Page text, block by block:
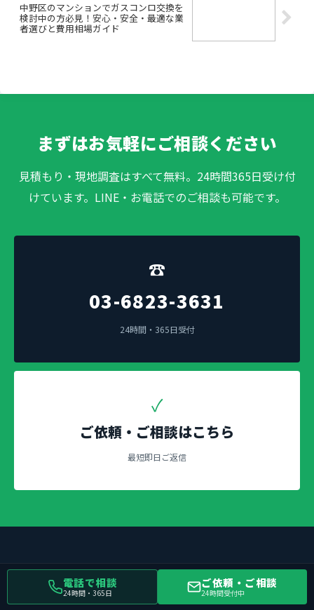
中野区のマンションでガスコンロ交換を
検討中の方必見！安心・安全・最適な業
者選びと費用相場ガイド
まずはお気軽にご相談ください
見積もり・現地調査はすべて無料。24時間365日受け付
けています。LINE・お電話でのご相談も可能です。
☎
03-6823-3631
24時間・365日受付
✓
ご依頼・ご相談はこちら
最短即日ご返信
電話で相談
24時間・365日
ご依頼・ご相談
24時間受付中